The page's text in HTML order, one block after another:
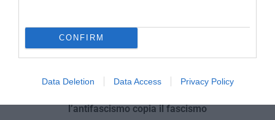
CONFIRM
Data Deletion Data Access Privacy Policy
l’antifascismo copia il fascismo